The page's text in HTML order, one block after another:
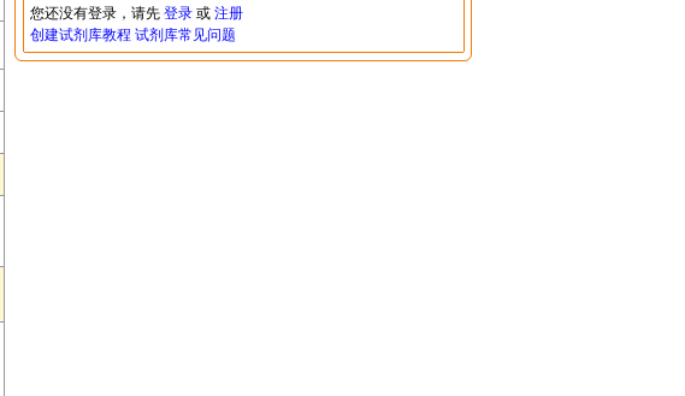
您还没有登录，请先 登录或 注册
创建试剂库教程 试剂库常见问题